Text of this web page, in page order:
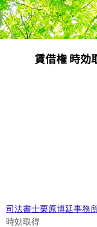
賃借権 時効
司法書士栗原博延事務
時効取得